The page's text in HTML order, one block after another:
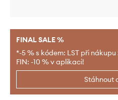
FINAL SALE %
*-5 % s kódem: LST při
FIN: -10 % v aplikaci!
Stáhnout